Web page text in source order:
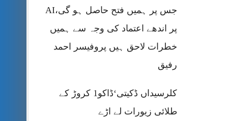
جس پر ہمیں فتح حاصل ہو گی،AI
پر اندھے اعتماد کی وجہ سے ہمیں
خطرات لاحق ہیں پروفیسر احمد
رفیق
کلرسیداں ڈکیتی‘ڈاکو1 کروڑ کے
طلائی زیورات لے اڑے